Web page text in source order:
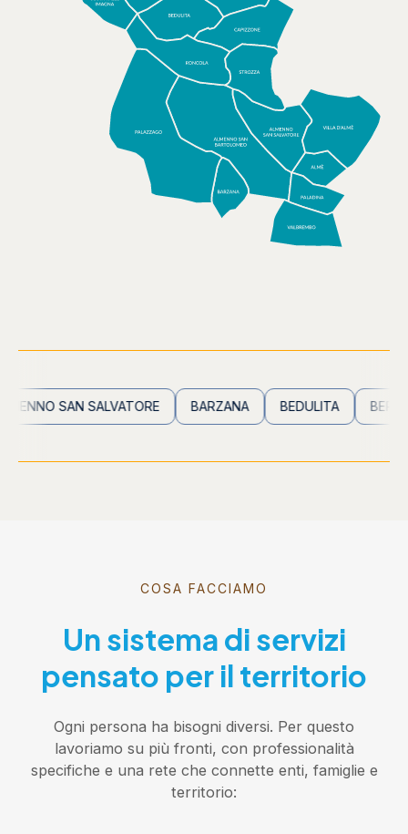
SAN SALVATORE BARZANA BEDULITA
COSA FACCIAMO
Un sistema di servizi
pensato per il territorio
Ogni persona ha bisogni diversi. Per questo
lavoriamo su più fronti, con professionalità
specifiche e una rete che connette enti, famiglie e
territorio: